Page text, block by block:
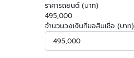
ราคารถยนต์ (บาท)
495,000
จำนวนวงเงินที่ขอสินเชื่อ (บาท)